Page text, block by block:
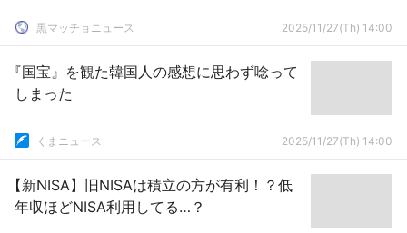
黒マッチョニュース 2025/11/27(Th) 14:00
『国宝』を観た韓国人の感想に思わず唸って
しまった
くまニュース 2025/11/27(Th) 14:00
【新NISA】旧NISAは積立の方が有利！？低
年収ほどNISA利用してる…？